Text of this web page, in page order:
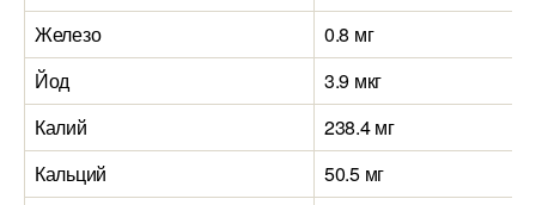
Железо
0.8 мг
Йод
3.9 мкг
Калий
238.4 мг
Кальций
50.5 мг